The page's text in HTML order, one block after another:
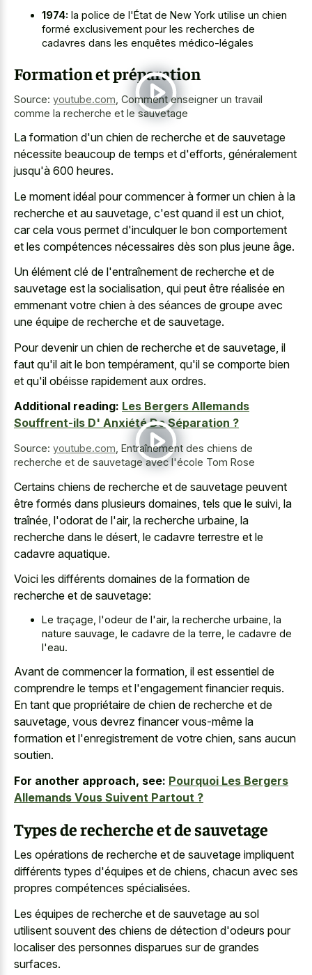
1974: la police de l'État de New York utilise un chien
formé exclusivement pour les recherches de
cadavres dans les enquêtes médico-légales
Formation et préparation
Source: youtube.com Comment enseigner un travail
comme la recherche et le sauvetage
La formation d'un chien de recherche et de sauvetage
nécessite beaucoup de temps et d'efforts, généralement
jusqu'à 600 heures.
Le moment idéal pour commencer à former un chien à la
recherche et au sauvetage, c'est quand il est un chiot,
car cela vous permet d'inculquer le bon comportement
et les compétences nécessaires dès son plus jeune âge.
Un élément clé de l'entraînement de recherche et de
sauvetage est la socialisation, qui peut être réalisée en
emmenant votre chien à des séances de groupe avec
une équipe de recherche et de sauvetage.
Pour devenir un chien de recherche et de sauvetage, il
faut qu'il ait le bon tempérament, qu'il se comporte bien
et qu'il obéisse rapidement aux ordres.
Additional reading: Les Bergers Allemands
Souffrent-ils D' Anxiété De Séparation ?
Source: youtube.com Entraînement des chiens de
recherche et de sauvetage avec l'école Tom Rose
Certains chiens de recherche et de sauvetage peuvent
être formés dans plusieurs domaines, tels que le suivi, la
traînée, l'odorat de l'air, la recherche urbaine, la
recherche dans le désert, le cadavre terrestre et le
cadavre aquatique.
Voici les différents domaines de la formation de
recherche et de sauvetage:
Le traçage, l'odeur de l'air, la recherche urbaine, la
nature sauvage, le cadavre de la terre, le cadavre de
l'eau.
Avant de commencer la formation, il est essentiel de
comprendre le temps et l'engagement financier requis.
En tant que propriétaire de chien de recherche et de
sauvetage, vous devrez financer vous-même la
formation et l'enregistrement de votre chien, sans aucun
soutien.
For another approach, see: Pourquoi Les Bergers
Allemands Vous Suivent Partout ?
Types de recherche et de sauvetage
Les opérations de recherche et de sauvetage impliquent
différents types d'équipes et de chiens, chacun avec ses
propres compétences spécialisées.
Les équipes de recherche et de sauvetage au sol
utilisent souvent des chiens de détection d'odeurs pour
localiser des personnes disparues sur de grandes
surfaces.